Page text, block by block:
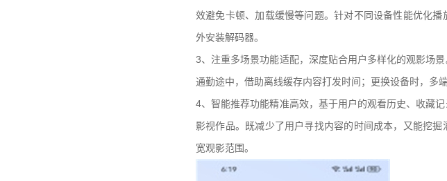
效避免卡顿、加载缓慢等问题。针对不同设备性能优化
外安装解码器。
3、注重多场景功能适配，深度贴合用户多样化的观影场
通勤途中，借助离线缓存内容打发时间；更换设备时，多
4、智能推荐功能精准高效，基于用户的观看历史、收藏
影视作品。既减少了用户寻找内容的时间成本，又能挖
宽观影范围。